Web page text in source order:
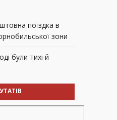
поїздка в
зони
були тихі й